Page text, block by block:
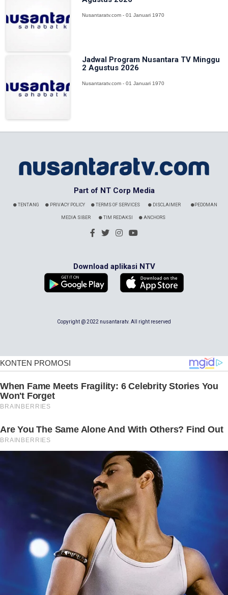
Nusantaratv.com - 01 Januari 1970
Jadwal Program Nusantara TV Minggu
2 Agustus 2026
Nusantaratv.com - 01 Januari 1970
Part of NT Corp Media
TENTANG PRIVACY POLICY TERMS OF SERVICES DISCLAIMER PEDOMAN
MEDIA SIBER TIM REDAKSI ANCHORS
Download aplikasi NTV
Copyright @ 2022 nusantaratv. All right reserved